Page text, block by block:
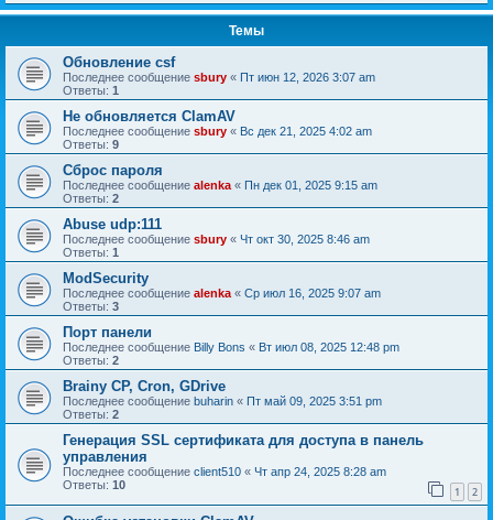
Темы
Обновление csf
Последнее сообщение sbury « Пт июн 12, 2026 3:07 am
Ответы: 1
Не обновляется ClamAV
Последнее сообщение sbury « Вс дек 21, 2025 4:02 am
Ответы: 9
Сброс пароля
Последнее сообщение alenka « Пн дек 01, 2025 9:15 am
Ответы: 2
Abuse udp:111
Последнее сообщение sbury « Чт окт 30, 2025 8:46 am
Ответы: 1
ModSecurity
Последнее сообщение alenka « Ср июл 16, 2025 9:07 am
Ответы: 3
Порт панели
Последнее сообщение Billy Bons « Вт июл 08, 2025 12:48 pm
Ответы: 2
Brainy CP, Cron, GDrive
Последнее сообщение buharin « Пт май 09, 2025 3:51 pm
Ответы: 2
Генерация SSL сертификата для доступа в панель
управления
Последнее сообщение client510 « Чт апр 24, 2025 8:28 am
Ответы: 10 1 2